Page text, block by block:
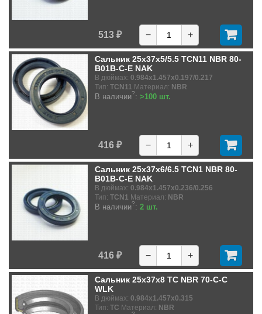
513 ₽ − +
Сальник 25x37x5/5.5 TCN11 NBR 80-
B01B-C-E NAK
В дюймах: 0.984x1.457x0.197/0.217
Тип: TCN11 Материал: NBR
В наличии?: >100 шт.
416 ₽ − +
Сальник 25x37x6/6.5 TCN1 NBR 80-
B01B-C-E NAK
В дюймах: 0.984x1.457x0.236/0.256
Тип: TCN1 Материал: NBR
В наличии?: 2 шт.
416 ₽ − +
Сальник 25x37x8 TC NBR 70-C-C
WLK
В дюймах: 0.984x1.457x0.315
Тип: TC Материал: NBR